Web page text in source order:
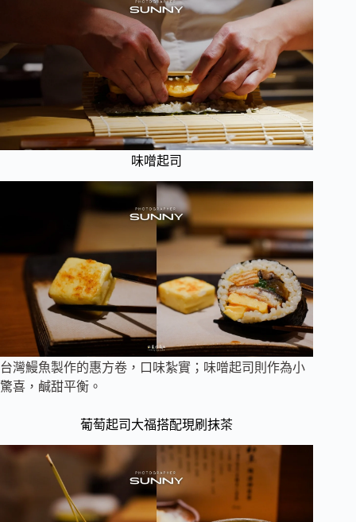
味噌起司
台灣鰻魚製作的惠方卷，口味紮實；味噌起司則作為小
驚喜，鹹甜平衡。
葡萄起司大福搭配現刷抹茶